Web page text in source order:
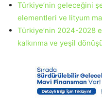
Türkiye’nin geleceğini
elementleri ve lityum
Türkiye’nin 2024-2028
kalkınma ve yeşil